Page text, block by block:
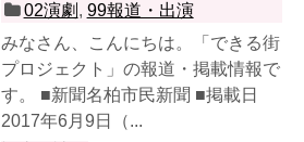
02演劇 , 99報道・出演
みなさん、こんにちは。「できる街
プロジェクト」の報道・掲載情報で
す。 ■新聞名柏市民新聞 ■掲載日
2017年6月9日（...